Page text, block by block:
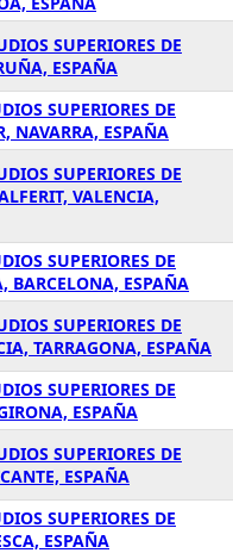
SUPERIORES DE
ESPAÑA
SUPERIORES DE
NAVARRA, ESPAÑA
SUPERIORES DE
VALENCIA,
SUPERIORES DE
BARCELONA, ESPAÑA
SUPERIORES DE
TARRAGONA, ESPAÑA
SUPERIORES DE
ESPAÑA
SUPERIORES DE
ESPAÑA
SUPERIORES DE
ESPAÑA